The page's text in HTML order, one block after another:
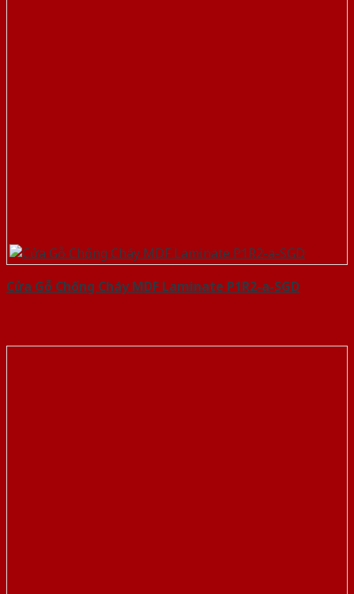
Cửa Gỗ Chống Cháy MDF Laminate P1R2-a-SGD